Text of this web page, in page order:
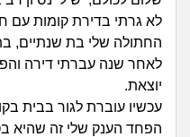
לא גרתי בדירת קומות עם
החתולה שלי בת שנתיים,
לאחר שנה עברתי דירה
יוצאת.
עכשיו עוברת לגור בבית
הפחד הענק שלי זה